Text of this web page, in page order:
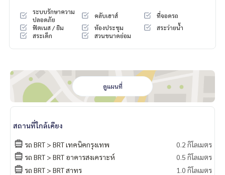
ระบบรักษาความ
ปลอดภัย
คลับเฮาส์
ที่จอดรถ
ฟิตเนส / ยิม
ห้องประชุม
สระว่ายน้ำ
สระเด็ก
สวนขนาดย่อม
ดูแผนที่
สถานที่ใกล้เคียง
รถ BRT > BRT เทคนิคกรุงเทพ
0.2 กิโลเมตร
รถ BRT > BRT อาคารสงเคราะห์
0.5 กิโลเมตร
รถ BRT > BRT สาทร
1.0 กิโลเมตร